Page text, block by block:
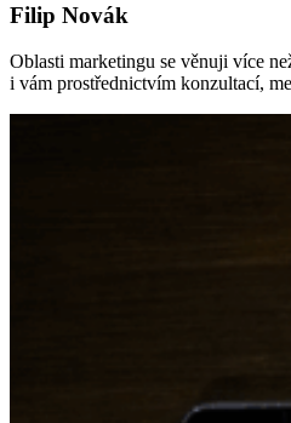
Filip Novák
Oblasti marketingu se věnuji více
i vám prostřednictvím konzultací,